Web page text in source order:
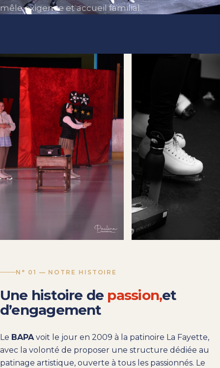
mêle exigence et accueil familial.
N° 01 — NOTRE HISTOIRE
Une histoire de passion,et
d’engagement
Le BAPAvoit le jour en 2009 à la patinoire La Fayette,
avec la volonté de proposer une structure dédiée au
patinage artistique, ouverte à tous les passionnés. Le